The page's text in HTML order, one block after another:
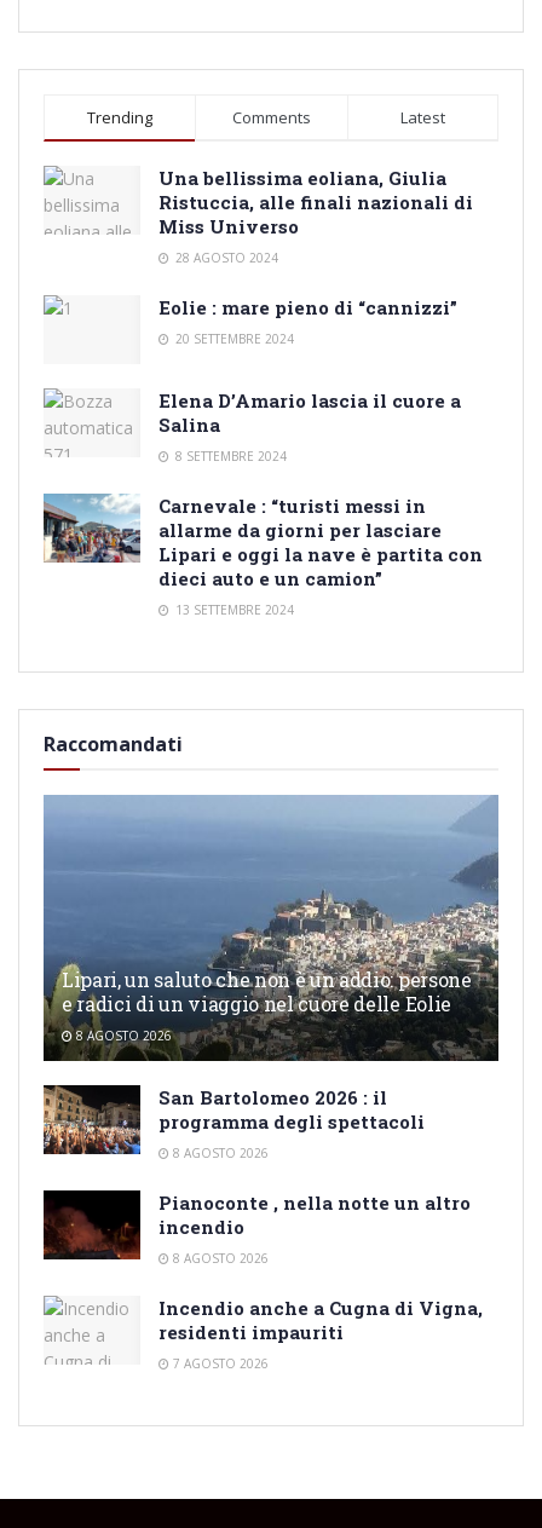
Trending Comments Latest
Una bellissima eoliana, Giulia
Ristuccia, alle finali nazionali di
Miss Universo
28 AGOSTO 2024
Eolie : mare pieno di “cannizzi”
20 SETTEMBRE 2024
Elena D’Amario lascia il cuore a
Salina
8 SETTEMBRE 2024
Carnevale : “turisti messi in
allarme da giorni per lasciare
Lipari e oggi la nave è partita con
dieci auto e un camion”
13 SETTEMBRE 2024
Raccomandati
Lipari, un saluto che non è un addio: persone
e radici di un viaggio nel cuore delle Eolie
8 AGOSTO 2026
San Bartolomeo 2026 : il
programma degli spettacoli
8 AGOSTO 2026
Pianoconte , nella notte un altro
incendio
8 AGOSTO 2026
Incendio anche a Cugna di Vigna,
residenti impauriti
7 AGOSTO 2026